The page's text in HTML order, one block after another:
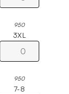
950
3XL
950
7-8